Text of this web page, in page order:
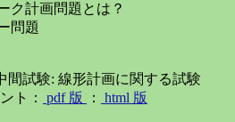
ク計画問題とは？
問題
間試験: 線形計画に関する試験
ト：
pdf 版 ： html 版